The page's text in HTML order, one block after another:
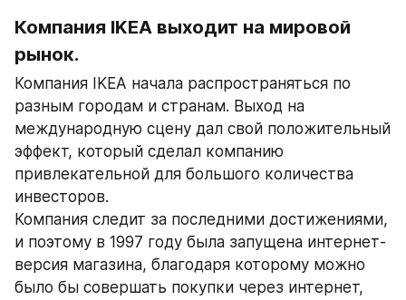
Компания IKEA выходит на мировой
рынок.
Компания IKEA начала распространяться по
разным городам и странам. Выход на
международную сцену дал свой положительный
эффект, который сделал компанию
привлекательной для большого количества
инвесторов.
Компания следит за последними достижениями,
и поэтому в 1997 году была запущена интернет-
версия магазина, благодаря которому можно
было бы совершать покупки через интернет,